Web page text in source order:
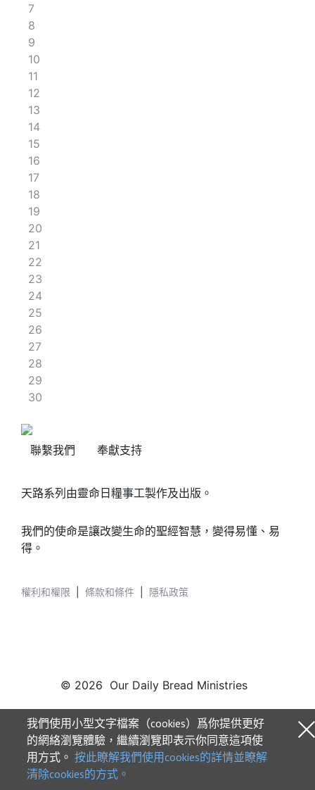
7
8
9
10
11
12
13
14
15
16
17
18
19
20
21
22
23
24
25
26
27
28
29
30
聯繫我們 奉獻支持
天路系列由靈命日糧事工製作及出版。
我們的使命是讓改變生命的聖經智慧，變得易懂、易
得。
權利和權限 條款和條件 隱私政策
© 2026 Our Daily Bread Ministries
我們使用小型文字檔案（cookies）爲你提供更好
的網絡瀏覽體驗，繼續瀏覽即表示你同意這項使
用方式。 按此瞭解我們使用cookies的詳情並瞭解
清除cookies的方式。